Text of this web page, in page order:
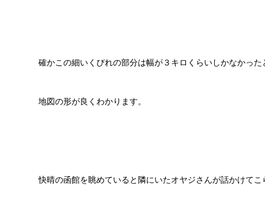
確かこの細いくびれの部分は幅が３キロくらいしかなかった
地図の形が良くわかります。
快晴の函館を眺めていると隣にいたオヤジさんが話かけてこ